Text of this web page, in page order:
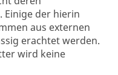
Einige der hierin
aus externen
erachtet werden.
wird keine